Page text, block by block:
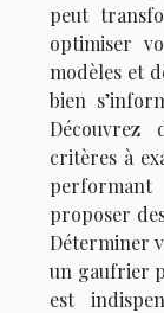
peut
optimiser
modèles et
bien
Découvrez
critères à
proposer
Déterminer
un gaufrier
est